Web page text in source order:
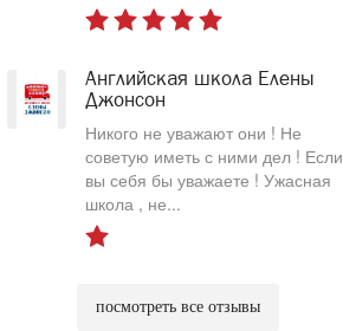
Английская школа Елены
Джонсон
Никого не уважают они ! Не
советую иметь с ними дел ! Если
вы себя бы уважаете ! Ужасная
школа , не...
посмотреть все отзывы